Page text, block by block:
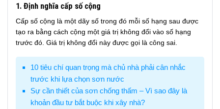
1. Định nghĩa cấp số cộng
Cấp số cộng là một dãy số trong đó mỗi số hạng sau được
tạo ra bằng cách cộng một giá trị không đổi vào số hạng
trước đó. Giá trị không đổi này được gọi là công sai.
10 tiêu chí quan trọng mà chủ nhà phải cân nhắc
trước khi lựa chọn sơn nước
Sự cần thiết của sơn chống thấm – Vì sao đây là
khoản đầu tư bắt buộc khi xây nhà?